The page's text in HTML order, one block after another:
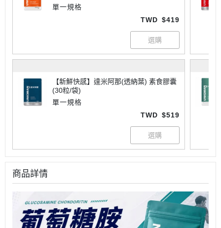
單一規格
TWD $419
【新鮮快感】達米阿那(透納葉) 素食膠囊
(30粒/袋)
單一規格
TWD $519
商品詳情